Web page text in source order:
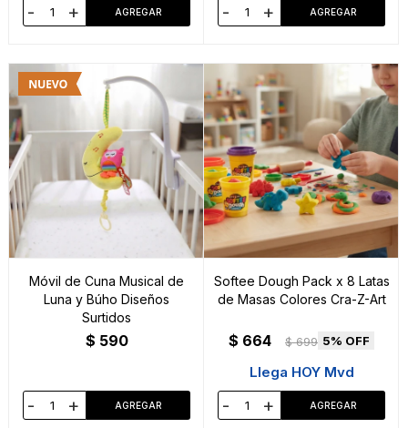
- + - +
Móvil de Cuna Musical de
Luna y Búho Diseños
Surtidos
$ 590
- +
Softee Dough Pack x 8 Latas
de Masas Colores Cra-Z-Art
$ 664 $ 699 5
Llega HOY Mvd
- +